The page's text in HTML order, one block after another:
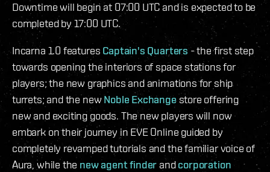
Downtime will begin at 07:00 UTC and is expected to be
completed by 17:00 UTC.
Incarna 1.0 features Captain's Quarters - the first step
towards opening the interiors of space stations for
players; the new graphics and animations for ship
turrets; and the newNoble Exchangestore offering
new and exciting goods. The new players will now
embark on their journey in EVE Online guided by
completely revamped tutorials and the familiar voice of
Aura, while the new agent finder andcorporation